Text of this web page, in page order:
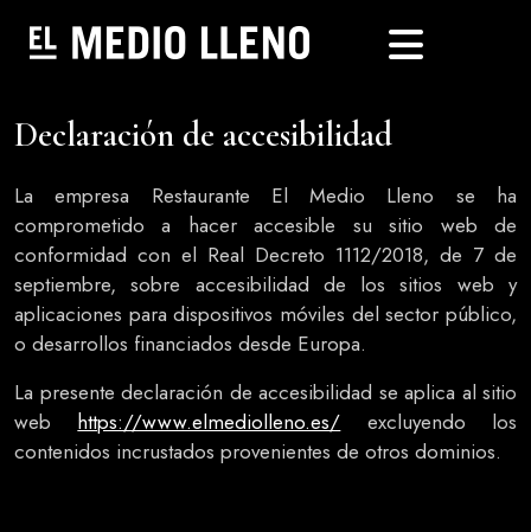
Declaración de accesibilidad
La empresa Restaurante El Medio Lleno se ha
comprometido a hacer accesible su sitio web de
conformidad con el Real Decreto 1112/2018, de 7 de
septiembre, sobre accesibilidad de los sitios web y
aplicaciones para dispositivos móviles del sector público,
o desarrollos financiados desde Europa.
La presente declaración de accesibilidad se aplica al sitio
web https://www.elmediolleno.es/ excluyendo los
contenidos incrustados provenientes de otros dominios.